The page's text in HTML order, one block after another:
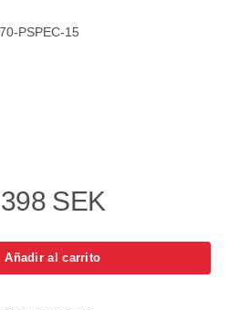
PSPEC-15
SEK
Añadir al carrito